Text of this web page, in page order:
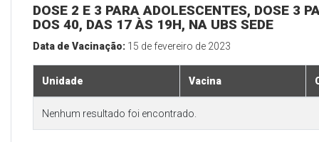
DOSE 2 E 3 PARA ADOLESCENTES, DOSE 3
DOS 40, DAS 17 ÀS 19H, NA UBS SEDE
Data de Vacinação: 15 de fevereiro de 2023
Unidade Vacina
Nenhum resultado foi encontrado.